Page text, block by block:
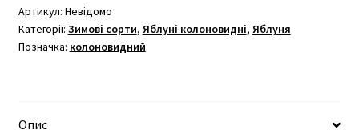
Артикул: Невідомо
Категорії: Зимові сорти, Яблуні колоновидні, Яблуня
Позначка: колоновидний
Опис